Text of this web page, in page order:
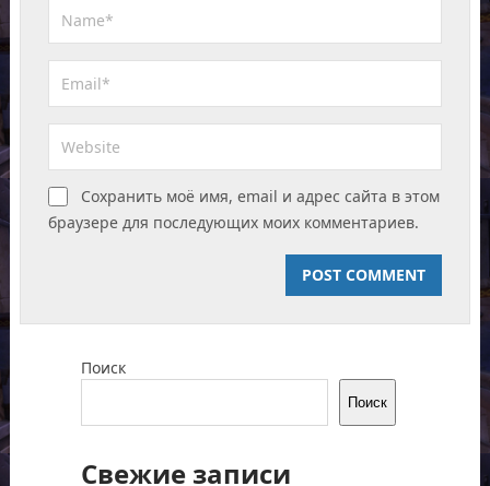
Сохранить моё имя, email и адрес сайта в этом
браузере для последующих моих комментариев.
Поиск
Поиск
Свежие записи